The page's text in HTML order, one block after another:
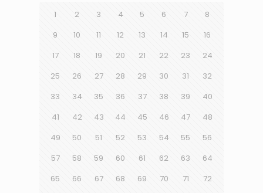
1 2 3 4 5 6 7
8
9
10 11 12 13 14 15
16
17
18 19 20 21 22 23
24
25
26 27 28 29 30 31
32
33
34 35 36 37 38 39
40
41
42 43 44 45 46 47
48
49
50 51 52 53 54 55
56
57
58 59 60 61 62 63
64
65
66 67 68 69 70 71
72